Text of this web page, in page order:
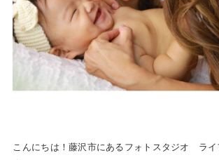
こんにちは！藤沢市にあるフォトスタジオ ライ